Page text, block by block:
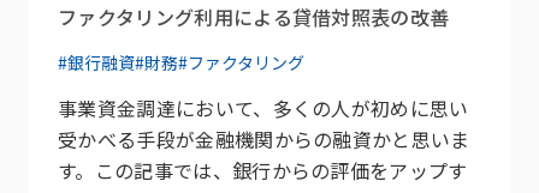
ファクタリング利用による貸借対照表の改善
#銀行融資#財務#ファクタリング
事業資金調達において、多くの人が初めに思い
受かべる手段が金融機関からの融資かと思いま
す。この記事では、銀行からの評価をアップす